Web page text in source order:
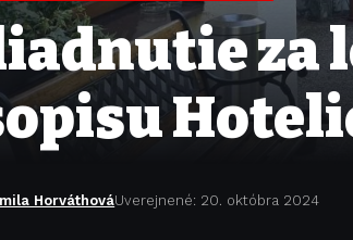
za
HorváthováUverejnené: 20. októbra 2024